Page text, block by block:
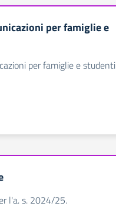
per famiglie e
per famiglie e studenti
l'a. s. 2024/25.